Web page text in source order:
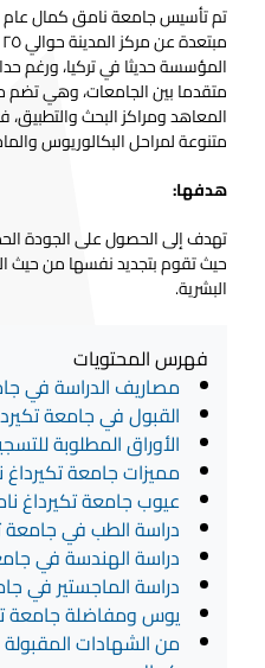
المؤسسة حديثا في تركيا، ورغم
المعاهد ومراكز البحث
متنوعة لمراحل البكالوريوس
هدفها:
تهدف إلى الحصول على الجودة
حيث تقوم بتجديد نفسها من حيث
البشرية.
فهرس المحتويات
مصاريف الدراسة في
القبول في جامعة
الأوراق المطلوبة
مميزات جامعة
عيوب جامعة تكيرداغ
دراسة الطب في جامعة
دراسة الهندسة في
دراسة الماجستير في
يوس ومفاضلة جامعة
من الشهادات